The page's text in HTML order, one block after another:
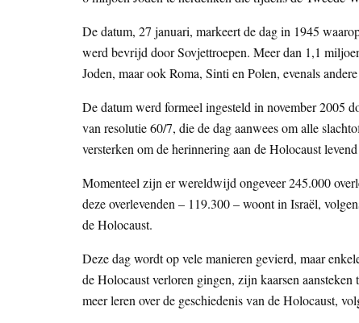
De datum, 27 januari, markeert de dag in 1945
werd bevrijd door Sovjettroepen. Meer dan 1,1
Joden, maar ook Roma, Sinti en Polen, evenals
De datum werd formeel ingesteld in november 2005
van resolutie 60/7, die de dag aanwees om alle
versterken om de herinnering aan de Holocaust
Momenteel zijn er wereldwijd ongeveer 245.000
deze overlevenden – 119.300 – woont in Israël,
de Holocaust.
Deze dag wordt op vele manieren gevierd, maar
de Holocaust verloren gingen, zijn kaarsen
meer leren over de geschiedenis van de Holocaust,